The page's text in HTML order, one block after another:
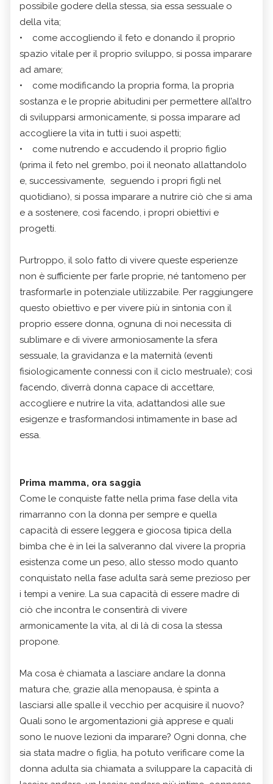
possibile godere della stessa, sia essa sessuale o
della vita;
• come accogliendo il feto e donando il proprio
spazio vitale per il proprio sviluppo, si possa imparare
ad amare;
• come modificando la propria forma, la propria
sostanza e le proprie abitudini per permettere all’altro
di svilupparsi armonicamente, si possa imparare ad
accogliere la vita in tutti i suoi aspetti;
• come nutrendo e accudendo il proprio figlio
(prima il feto nel grembo, poi il neonato allattandolo
e, successivamente, seguendo i propri figli nel
quotidiano), si possa imparare a nutrire ciò che si ama
e a sostenere, così facendo, i propri obiettivi e
progetti.
Purtroppo, il solo fatto di vivere queste esperienze
non è sufficiente per farle proprie, né tantomeno per
trasformarle in potenziale utilizzabile. Per raggiungere
questo obiettivo e per vivere più in sintonia con il
proprio essere donna, ognuna di noi necessita di
sublimare e di vivere armoniosamente la sfera
sessuale, la gravidanza e la maternità (eventi
fisiologicamente connessi con il ciclo mestruale); così
facendo, diverrà donna capace di accettare,
accogliere e nutrire la vita, adattandosi alle sue
esigenze e trasformandosi intimamente in base ad
essa.
Prima mamma, ora saggia
Come le conquiste fatte nella prima fase della vita
rimarranno con la donna per sempre e quella
capacità di essere leggera e giocosa tipica della
bimba che è in lei la salveranno dal vivere la propria
esistenza come un peso, allo stesso modo quanto
conquistato nella fase adulta sarà seme prezioso per
i tempi a venire. La sua capacità di essere madre di
ciò che incontra le consentirà di vivere
armonicamente la vita, al di là di cosa la stessa
propone.
Ma cosa è chiamata a lasciare andare la donna
matura che, grazie alla menopausa, è spinta a
lasciarsi alle spalle il vecchio per acquisire il nuovo?
Quali sono le argomentazioni già apprese e quali
sono le nuove lezioni da imparare? Ogni donna, che
sia stata madre o figlia, ha potuto verificare come la
donna adulta sia chiamata a sviluppare la capacità di